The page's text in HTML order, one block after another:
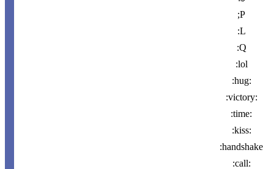
;P
:L
:Q
:lol
:hug:
:victory:
:time:
:kiss:
:handshake
:call: